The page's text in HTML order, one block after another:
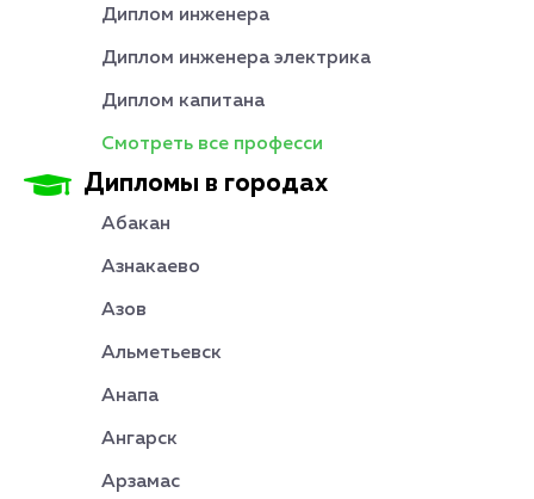
Диплом инженера
Диплом инженера электрика
Диплом капитана
Смотреть все професси
Дипломы в городах
Абакан
Азнакаево
Азов
Альметьевск
Анапа
Ангарск
Арзамас